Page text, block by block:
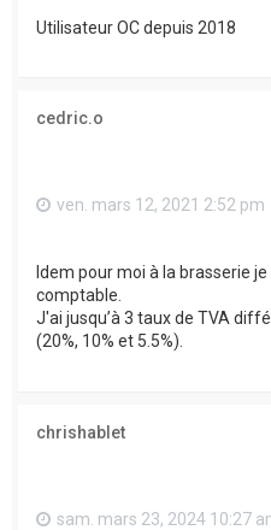
Utilisateur OC depuis 2018
cedric.o
ven. mars 12, 2021 2:52 pm
Idem pour moi à la brasserie
comptable.
J'ai jusqu’à 3 taux de TVA
(20%, 10% et 5.5%).
chrishablet
sam. mars 23, 2024 10:27